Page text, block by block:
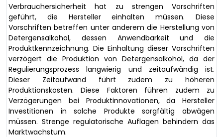
Verbrauchersicherheit hat zu strengen Vorschriften
geführt, die Hersteller einhalten müssen. Diese
Vorschriften betreffen unter anderem die Herstellung von
Detergensalkohol, dessen Anwendbarkeit und die
Produktkennzeichnung. Die Einhaltung dieser Vorschriften
verzögert die Produktion von Detergensalkohol, da der
Regulierungsprozess langwierig und zeitaufwändig ist.
Dieser Zeitaufwand führt zudem zu höheren
Produktionskosten. Diese Faktoren führen zudem zu
Verzögerungen bei Produktinnovationen, da Hersteller
Investitionen in solche Produkte sorgfältig abwägen
müssen. Strenge regulatorische Auflagen behindern das
Marktwachstum.